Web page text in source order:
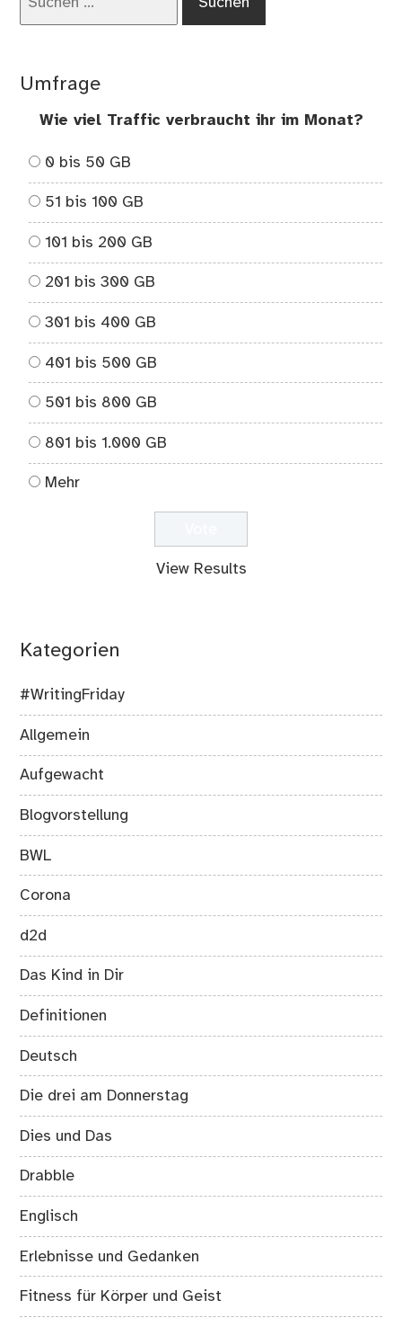
Umfrage
Wie viel Traffic verbraucht ihr im Monat?
0 bis 50 GB
51 bis 100 GB
101 bis 200 GB
201 bis 300 GB
301 bis 400 GB
401 bis 500 GB
501 bis 800 GB
801 bis 1.000 GB
Mehr
View Results
Kategorien
#WritingFriday
Allgemein
Aufgewacht
Blogvorstellung
BWL
Corona
d2d
Das Kind in Dir
Definitionen
Deutsch
Die drei am Donnerstag
Dies und Das
Drabble
Englisch
Erlebnisse und Gedanken
Fitness für Körper und Geist